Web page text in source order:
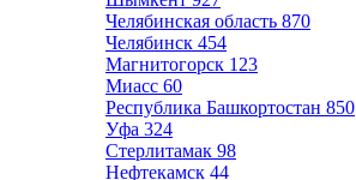
Челябинская область 870
Челябинск 454
Магнитогорск 123
Миасс 60
Республика Башкортостан 850
Уфа 324
Стерлитамак 98
Нефтекамск 44